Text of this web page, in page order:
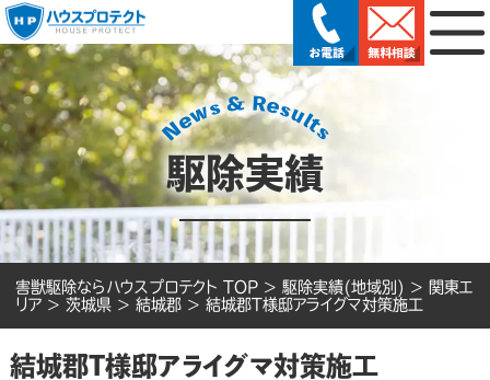
駆除実績
害獣駆除ならハウスプロテクト TOP > 駆除実績(地域別) > 関東エ
リア > 茨城県 > 結城郡 > 結城郡T様邸アライグマ対策施工
結城郡T様邸アライグマ対策施工